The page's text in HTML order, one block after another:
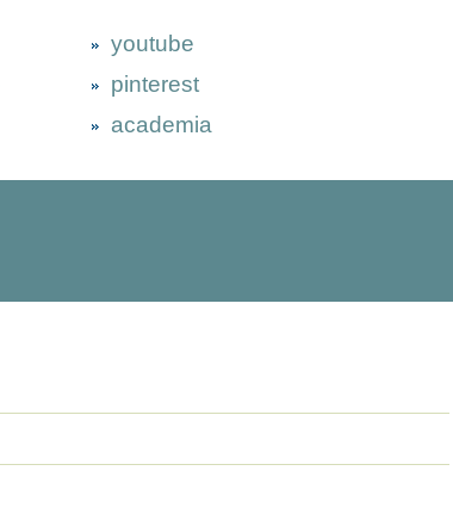
youtube
pinterest
academia